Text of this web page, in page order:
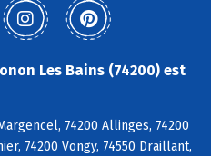
Les Bains (74200) est
74200 Allinges, 74200
74200 Vongy, 74550 Draillant,